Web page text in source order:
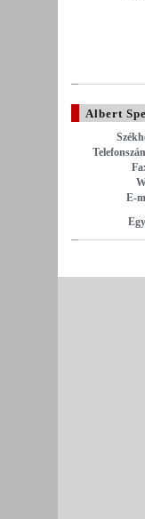
Albert
E-